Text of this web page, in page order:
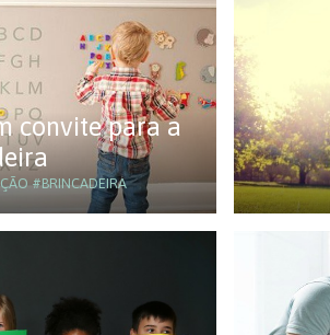
convite para a
#BRINCADEIRA